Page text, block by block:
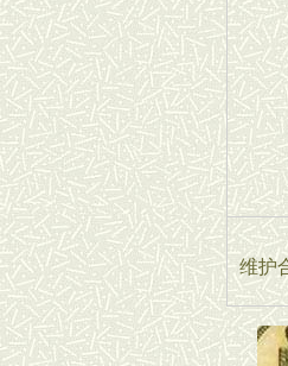
维护